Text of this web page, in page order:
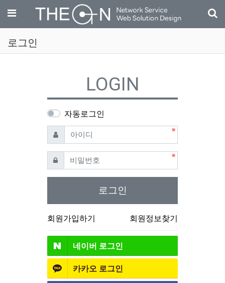
메뉴
로그인
LOGIN
자동로그인
아이디 필수
비밀번호필수
로그인
회원가입하기 회원정보찾기
네이버 로그인
카카오 로그인